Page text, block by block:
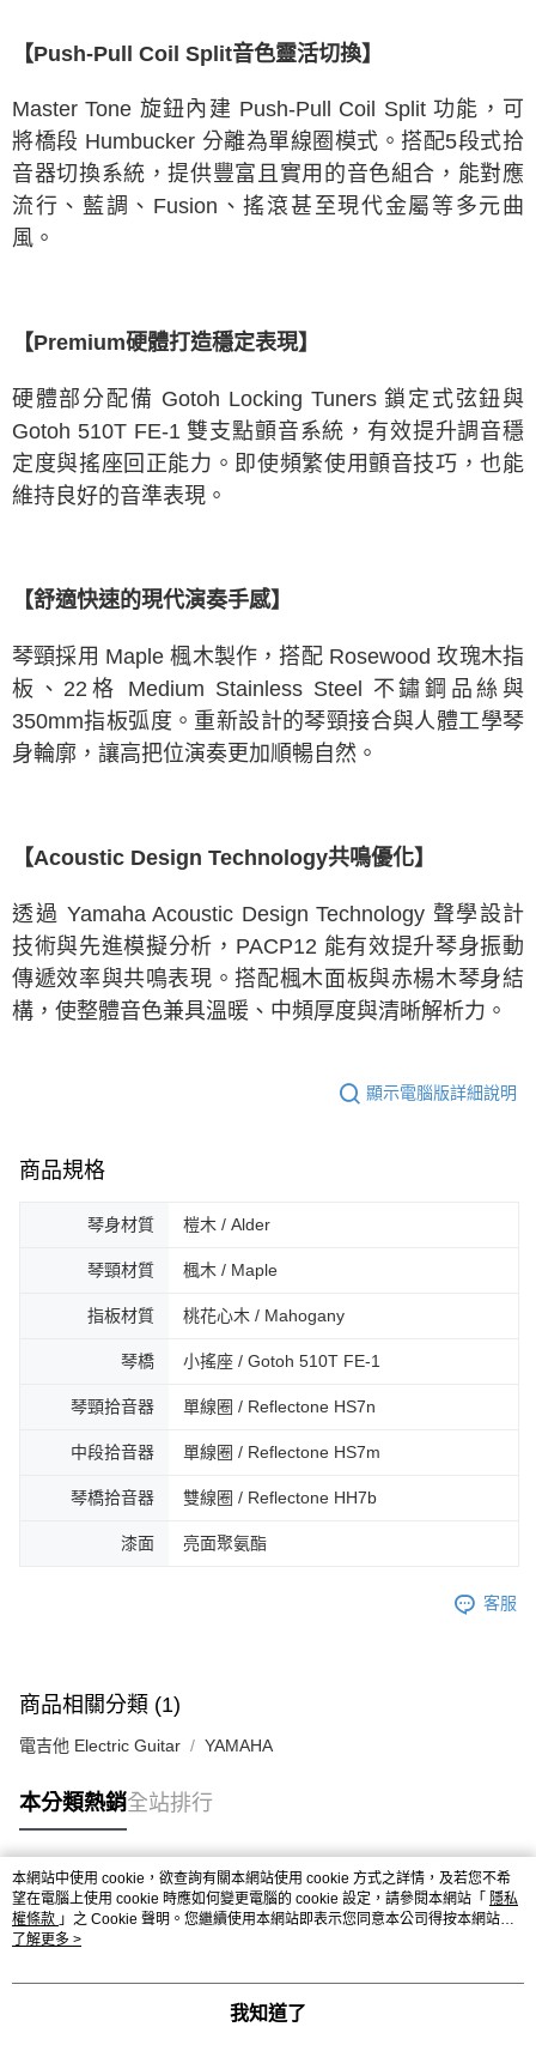
【Push-Pull Coil Split音色靈活切換】
Master Tone 旋鈕內建 Push-Pull Coil Split 功能，可
將橋段 Humbucker 分離為單線圈模式。搭配5段式拾
音器切換系統，提供豐富且實用的音色組合，能對應
流行、藍調、Fusion、搖滾甚至現代金屬等多元曲
風。
【Premium硬體打造穩定表現】
硬體部分配備 Gotoh Locking Tuners 鎖定式弦鈕與
Gotoh 510T FE-1 雙支點顫音系統，有效提升調音穩
定度與搖座回正能力。即使頻繁使用顫音技巧，也能
維持良好的音準表現。
【舒適快速的現代演奏手感】
琴頸採用 Maple 楓木製作，搭配 Rosewood 玫瑰木指
板、22格 Medium Stainless Steel 不鏽鋼品絲與
350mm指板弧度。重新設計的琴頸接合與人體工學琴
身輪廓，讓高把位演奏更加順暢自然。
【Acoustic Design Technology共鳴優化】
透過 Yamaha Acoustic Design Technology 聲學設計
技術與先進模擬分析，PACP12 能有效提升琴身振動
傳遞效率與共鳴表現。搭配楓木面板與赤楊木琴身結
構，使整體音色兼具溫暖、中頻厚度與清晰解析力。
顯示電腦版詳細說明
商品規格
琴身材質 榿木 / Alder
琴頸材質 楓木 / Maple
指板材質 桃花心木 / Mahogany
琴橋 小搖座 / Gotoh 510T FE-1
琴頸拾音器 單線圈 / Reflectone HS7n
中段拾音器 單線圈 / Reflectone HS7m
琴橋拾音器 雙線圈 / Reflectone HH7b
漆面 亮面聚氨酯
客服
商品相關分類 (1)
電吉他 Electric Guitar YAMAHA
本分類熱銷全站排行
熱門標籤
本網站中使用 cookie，欲查詢有關本網站使用 cookie 方式之詳情，及若您不希
望在電腦上使用 cookie 時應如何變更電腦的 cookie 設定，請參閱本網站「 隱私
權條款 」之 Cookie 聲明。您繼續使用本網站即表示您同意本公司得按本網站使
用條款之 Cookie 聲明使用 cookie。
了解更多 >
我知道了